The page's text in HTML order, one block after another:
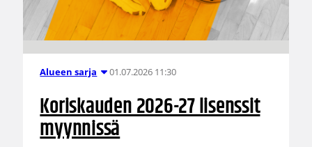
Alueen sarja 01.07.2026 11:30
Koriskauden 2026-27 lisenssit
myynnissä